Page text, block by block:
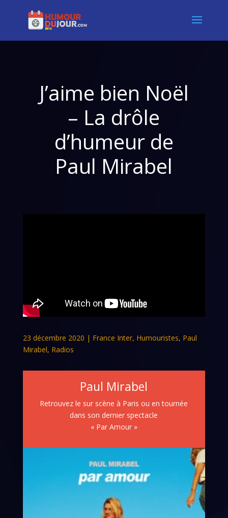
J’aime bien Noël
– La drôle
d’humeur de
Paul Mirabel
23 décembre 2020 | France Inter, Humouristes, Paul
Mirabel, Radios
Paul Mirabel
Retrouvez le sur scène à Paris ou en tournée
dans son dernier spectacle
« Par Amour »